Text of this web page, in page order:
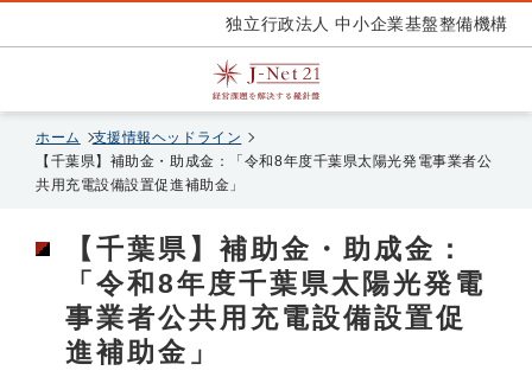
独立行政法人 中小企業基盤整備機構
ホーム
支援情報ヘッドライン
【千葉県】補助金・助成金：「令和8年度千葉県太陽光発電事業者公
共用充電設備設置促進補助金」
【千葉県】補助金・助成金：
「令和8年度千葉県太陽光発電
事業者公共用充電設備設置促
進補助金」